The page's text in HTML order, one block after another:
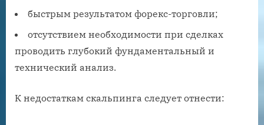
быстрым результатом форекс-торговли;
отсутствием необходимости при сделках
проводить глубокий фундаментальный и
технический анализ.
К недостаткам скальпинга следует отнести: